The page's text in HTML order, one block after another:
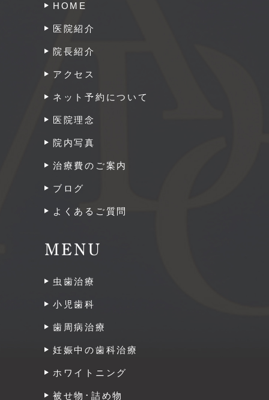
HOME
医院紹介
院長紹介
アクセス
ネット予約について
医院理念
院内写真
治療費のご案内
ブログ
よくあるご質問
MENU
虫歯治療
小児歯科
歯周病治療
妊娠中の歯科治療
ホワイトニング
被せ物･詰め物